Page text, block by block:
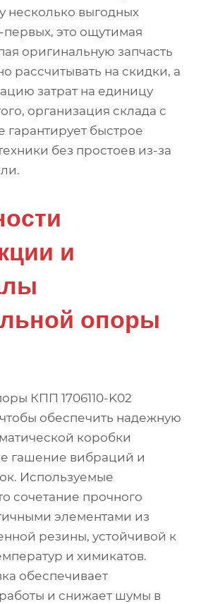
несколько выгодных
это ощутимая
оригинальную запчасть
рассчитывать на скидки, а
затрат на единицу
организация склада с
гарантирует быстрое
без простоев из-за
и
опоры
КПП 1706110-K02
обеспечить надежную
коробки
гашение вибраций и
Используемые
сочетание прочного
элементами из
резины, устойчивой к
и химикатов.
обеспечивает
и снижает шумы в